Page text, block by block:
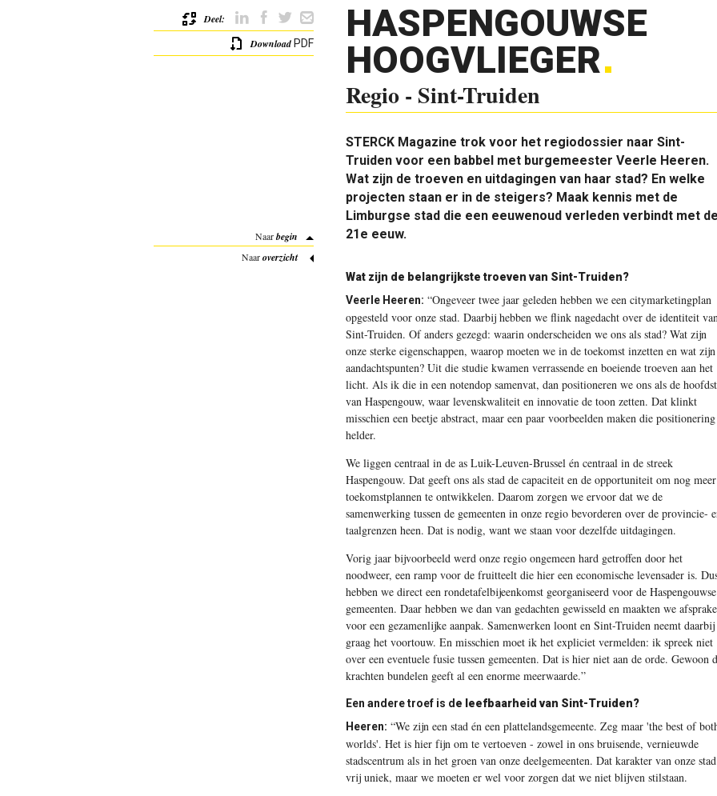
HASPENGOUWSE
HOOGVLIEGER
Regio - Sint-Truiden
STERCK Magazine trok voor het regiodossier naar Sint-
Truiden voor een babbel met burgemeester Veerle Heeren.
Wat zijn de troeven en uitdagingen van haar stad? En welke
projecten staan er in de steigers? Maak kennis met de
Limburgse stad die een eeuwenoud verleden verbindt met de
21e eeuw.
Wat zijn de belangrijkste troeven van Sint-Truiden?
Veerle Heeren: “Ongeveer twee jaar geleden hebben we een citymarketingplan
opgesteld voor onze stad. Daarbij hebben we flink nagedacht over de identiteit
Sint-Truiden. Of anders gezegd: waarin onderscheiden we ons als stad? Wat zijn
onze sterke eigenschappen, waarop moeten we in de toekomst inzetten en wat
aandachtspunten? Uit die studie kwamen verrassende en boeiende troeven aan het
licht. Als ik die in een notendop samenvat, dan positioneren we ons als de
van Haspengouw, waar levenskwaliteit en innovatie de toon zetten. Dat klinkt
misschien een beetje abstract, maar een paar voorbeelden maken die positionering
helder.
We liggen centraal in de as Luik-Leuven-Brussel én centraal in de streek
Haspengouw. Dat geeft ons als stad de capaciteit en de opportuniteit om nog meer
toekomstplannen te ontwikkelen. Daarom zorgen we ervoor dat we de
samenwerking tussen de gemeenten in onze regio bevorderen over de provincie-
taalgrenzen heen. Dat is nodig, want we staan voor dezelfde uitdagingen.
Vorig jaar bijvoorbeeld werd onze regio ongemeen hard getroffen door het
noodweer, een ramp voor de fruitteelt die hier een economische levensader is.
hebben we direct een rondetafelbijeenkomst georganiseerd voor de Haspengouwse
gemeenten. Daar hebben we dan van gedachten gewisseld en maakten we
voor een gezamenlijke aanpak. Samenwerken loont en Sint-Truiden neemt daarbij
graag het voortouw. En misschien moet ik het expliciet vermelden: ik spreek niet
over een eventuele fusie tussen gemeenten. Dat is hier niet aan de orde. Gewoon
krachten bundelen geeft al een enorme meerwaarde.”
Een andere troef is d e leefbaarheid van Sint-Truiden?
Heeren: “We zijn een stad én een plattelandsgemeente. Zeg maar 'the best of
worlds'. Het is hier fijn om te vertoeven - zowel in ons bruisende, vernieuwde
stadscentrum als in het groen van onze deelgemeenten. Dat karakter van onze
vrij uniek, maar we moeten er wel voor zorgen dat we niet blijven stilstaan.
Deel:
DownloadPDF
Naarbegin
Naaroverzicht